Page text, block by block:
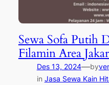
Sewa Sofa Putih
Filamin Area
Des 13, 2024—by
in Jasa Sewa Kain